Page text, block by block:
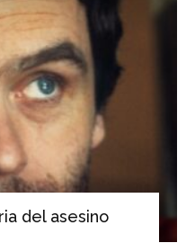
del asesino